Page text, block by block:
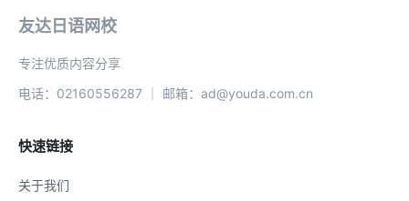
友达日语网校
专注优质内容分享
电话：02160556287 ｜ 邮箱：ad@youda.com.cn
快速链接
关于我们